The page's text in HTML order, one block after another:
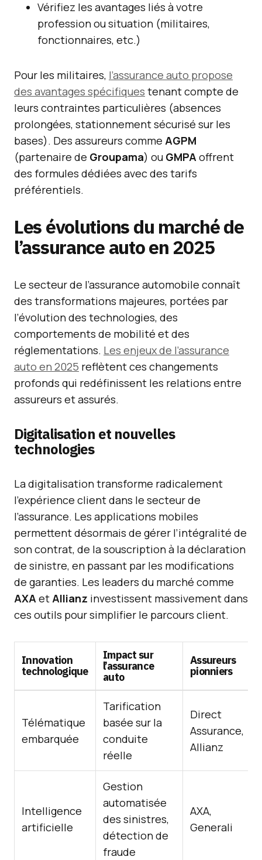
Vérifiez les avantages liés à votre
profession ou situation (militaires,
fonctionnaires, etc.)
Pour les militaires, l’assurance auto propose
des avantages spécifiques tenant compte de
leurs contraintes particulières (absences
prolongées, stationnement sécurisé sur les
bases). Des assureurs comme AGPM
(partenaire de Groupama) ou GMPAoffrent
des formules dédiées avec des tarifs
préférentiels.
Les évolutions du marché de
l’assurance auto en 2025
Le secteur de l’assurance automobile connaît
des transformations majeures, portées par
l’évolution des technologies, des
comportements de mobilité et des
réglementations. Les enjeux de l’assurance
auto en 2025 reflètent ces changements
profonds qui redéfinissent les relations entre
assureurs et assurés.
Digitalisation et nouvelles
technologies
La digitalisation transforme radicalement
l’expérience client dans le secteur de
l’assurance. Les applications mobiles
permettent désormais de gérer l’intégralité de
son contrat, de la souscription à la déclaration
de sinistre, en passant par les modifications
de garanties. Les leaders du marché comme
AXAetAllianz investissent massivement dans
ces outils pour simplifier le parcours client.
Innovation
technologique
Impact sur
l’assurance
auto
Assureurs
pionniers
Télématique
embarquée
Tarification
basée sur la
conduite
réelle
Direct
Assurance,
Allianz
Intelligence
artificielle
Gestion
automatisée
des sinistres,
détection de
fraude
AXA,
Generali